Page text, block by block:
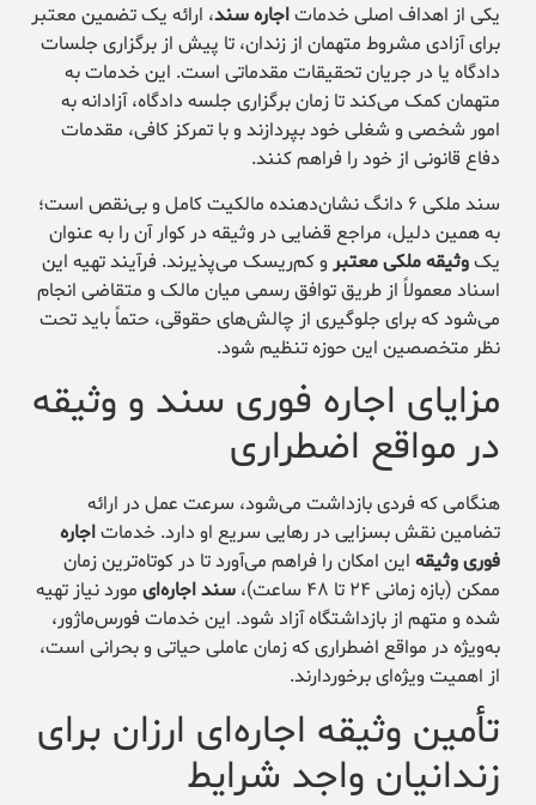
یکی از اهداف اصلی خدماتاجاره سند، ارائه یک تضمین معتبر
برای آزادی مشروط متهمان از زندان، تا پیش از برگزاری جلسات
دادگاه یا در جریان تحقیقات مقدماتی است. این خدمات به
متهمان کمک می‌کند تا زمان برگزاری جلسه دادگاه، آزادانه به
امور شخصی و شغلی خود بپردازند و با تمرکز کافی، مقدمات
دفاع قانونی از خود را فراهم کنند.
سند ملکی ۶ دانگ نشان‌دهنده مالکیت کامل و بی‌نقص است؛
به همین دلیل، مراجع قضایی در وثیقه در کوار آن را به عنوان
یکوثیقه ملکی معتبرو کم‌ریسک می‌پذیرند. فرآیند تهیه این
اسناد معمولاً از طریق توافق رسمی میان مالک و متقاضی انجام
می‌شود که برای جلوگیری از چالش‌های حقوقی، حتماً باید تحت
نظر متخصصین این حوزه تنظیم شود.
مزایای اجاره فوری سند و وثیقه
در مواقع اضطراری
هنگامی که فردی بازداشت می‌شود، سرعت عمل در ارائه
تضامین نقش بسزایی در رهایی سریع او دارد. خدماتاجاره
فوری وثیقه این امکان را فراهم می‌آورد تا در کوتاه‌ترین زمان
ممکن (بازه زمانی ۲۴ تا ۴۸ ساعت)،
سند اجاره‌ای مورد نیاز تهیه
شده و متهم از بازداشتگاه آزاد شود. این خدمات فورس‌ماژور،
به‌ویژه در مواقع اضطراری که زمان عاملی حیاتی و بحرانی است،
از اهمیت ویژه‌ای برخوردارند.
تأمین وثیقه اجاره‌ای ارزان برای
زندانیان واجد شرایط